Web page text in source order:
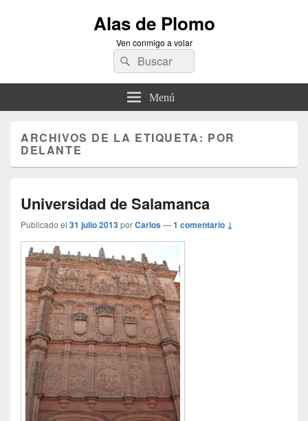
Alas de Plomo
Ven conmigo a volar
Buscar
por:
Buscar
Menú
ARCHIVOS DE LA ETIQUETA: POR
DELANTE
Universidad de Salamanca
Publicado el 31 julio 2013porCarlos—1 comentario ↓